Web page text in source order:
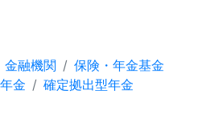
金融機関
保険・年金基金
金 確定拠出型年金